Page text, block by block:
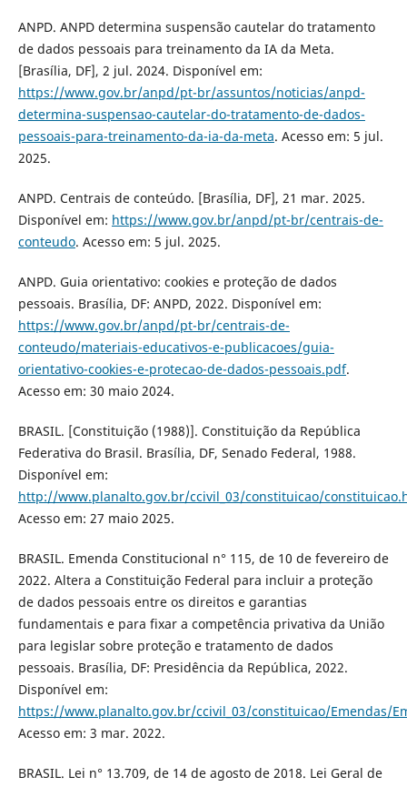
ANPD. ANPD determina suspensão cautelar do tratamento
de dados pessoais para treinamento da IA da Meta.
[Brasília, DF], 2 jul. 2024. Disponível em:
https://www.gov.br/anpd/pt-br/assuntos/noticias/anpd-
determina-suspensao-cautelar-do-tratamento-de-dados-
pessoais-para-treinamento-da-ia-da-meta. Acesso em: 5 jul.
2025.
ANPD. Centrais de conteúdo. [Brasília, DF], 21 mar. 2025.
Disponível em: https://www.gov.br/anpd/pt-br/centrais-de-
conteudo. Acesso em: 5 jul. 2025.
ANPD. Guia orientativo: cookies e proteção de dados
pessoais. Brasília, DF: ANPD, 2022. Disponível em:
https://www.gov.br/anpd/pt-br/centrais-de-
conteudo/materiais-educativos-e-publicacoes/guia-
orientativo-cookies-e-protecao-de-dados-pessoais.pdf.
Acesso em: 30 maio 2024.
BRASIL. [Constituição (1988)]. Constituição da República
Federativa do Brasil. Brasília, DF, Senado Federal, 1988.
Disponível em:
http://www.planalto.gov.br/ccivil_03/constituicao/
Acesso em: 27 maio 2025.
BRASIL. Emenda Constitucional n° 115, de 10 de fevereiro de
2022. Altera a Constituição Federal para incluir a proteção
de dados pessoais entre os direitos e garantias
fundamentais e para fixar a competência privativa da União
para legislar sobre proteção e tratamento de dados
pessoais. Brasília, DF: Presidência da República, 2022.
Disponível em:
https://www.planalto.gov.br/ccivil_03/constituicao/Emendas/
Acesso em: 3 mar. 2022.
BRASIL. Lei n° 13.709, de 14 de agosto de 2018. Lei Geral de